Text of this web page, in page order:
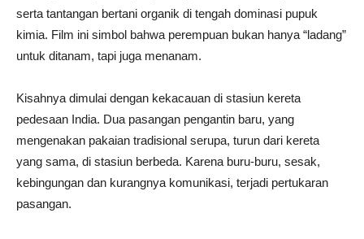
serta tantangan bertani organik di tengah dominasi pupuk
kimia. Film ini simbol bahwa perempuan bukan hanya “ladang”
untuk ditanam, tapi juga menanam.
Kisahnya dimulai dengan kekacauan di stasiun kereta
pedesaan India. Dua pasangan pengantin baru, yang
mengenakan pakaian tradisional serupa, turun dari kereta
yang sama, di stasiun berbeda. Karena buru-buru, sesak,
kebingungan dan kurangnya komunikasi, terjadi pertukaran
pasangan.